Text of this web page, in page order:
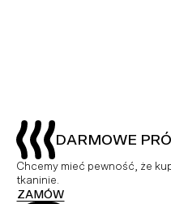
WITH
WITH
DARMOWE
Chcemy mieć pewność, że
tkaninie.
ZAMÓW